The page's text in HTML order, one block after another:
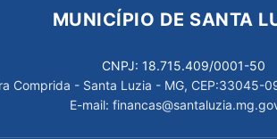
MUNICÍPIO DE SANTA
CNPJ: 18.715.409/0001-50
Comprida - Santa Luzia - MG,
E-mail: